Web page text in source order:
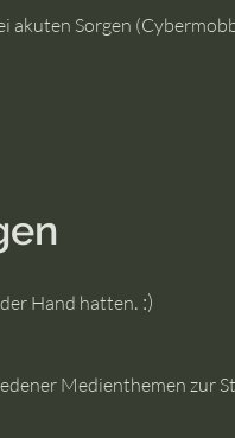
Sorgen
Hand hatten​. :)
Medienthemen zur